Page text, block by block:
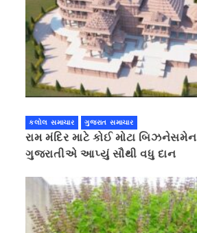
કલોલ સમાચાર ગુજરાત સમાચાર
રામ મંદિર માટે કોઈ મોટા
ગુજરાતીએ આપ્યું સૌથી વધુ દાન